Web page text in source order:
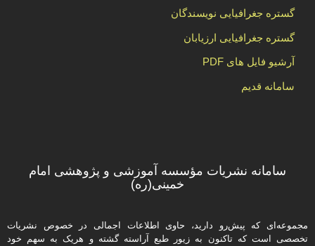
گستره جغرافیایی نویسندگان
گستره جغرافیایی ارزیابان
آرشیو فایل های PDF
سامانه قدیم
سامانه نشریات مؤسسه آموزشی و پژوهشی امام
خمینی(ره)
مجموعه‌ای که پیش‌رو دارید،‌ حاوی اطلاعات اجمالی در خصوص نشریات
تخصصی است که تاکنون به زیور طبع آراسته گشته و هریک به سهم خود